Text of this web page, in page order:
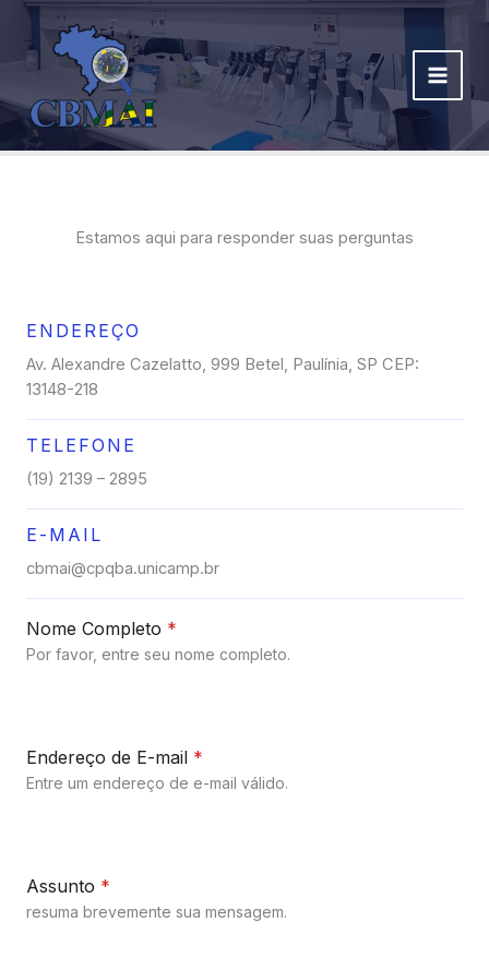
Estamos aqui para responder suas perguntas
ENDEREÇO
Av. Alexandre Cazelatto, 999 Betel, Paulínia, SP CEP:
13148-218
TELEFONE
(19) 2139 – 2895
E-MAIL
cbmai@cpqba.unicamp.br
Nome Completo *
Por favor, entre seu nome completo.
Endereço de E-mail *
Entre um endereço de e-mail válido.
Assunto *
resuma brevemente sua mensagem.